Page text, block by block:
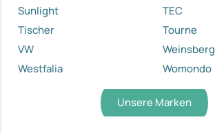
Sunlight
TEC
Tischer
Tourne
VW
Weinsberg
Westfalia
Womondo
Unsere Marken